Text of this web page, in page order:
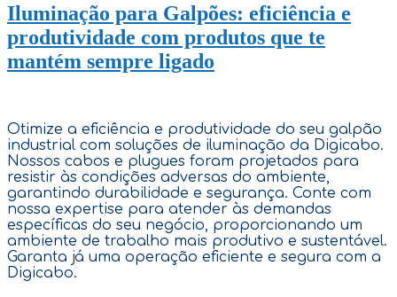
Iluminação para Galpões: eficiência e
produtividade com produtos que te
mantém sempre ligado
Otimize a eficiência e produtividade do seu galpão
industrial com soluções de iluminação da Digicabo.
Nossos cabos e plugues foram projetados para
resistir às condições adversas do ambiente,
garantindo durabilidade e segurança. Conte com
nossa expertise para atender às demandas
específicas do seu negócio, proporcionando um
ambiente de trabalho mais produtivo e sustentável.
Garanta já uma operação eficiente e segura com a
Digicabo.